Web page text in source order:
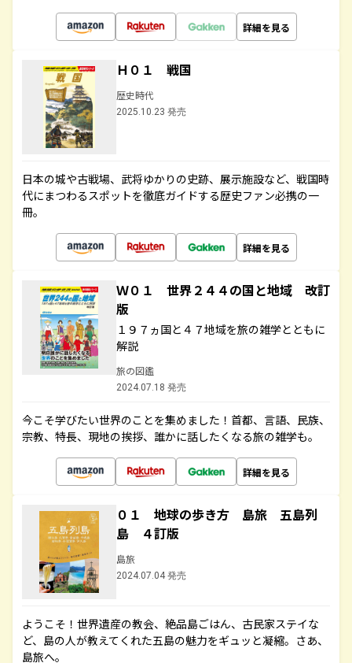
詳細を見る
Ｈ０１ 戦国
歴史時代
2025.10.23 発売
日本の城や古戦場、武将ゆかりの史跡、展示施設など、戦国時
代にまつわるスポットを徹底ガイドする歴史ファン必携の一
冊。
詳細を見る
Ｗ０１ 世界２４４の国と地域 改訂
版
１９７ヵ国と４７地域を旅の雑学とともに
解説
旅の図鑑
2024.07.18 発売
今こそ学びたい世界のことを集めました！首都、言語、民族、
宗教、特長、現地の挨拶、誰かに話したくなる旅の雑学も。
詳細を見る
０１ 地球の歩き方 島旅 五島列
島 ４訂版
島旅
2024.07.04 発売
ようこそ！世界遺産の教会、絶品島ごはん、古民家ステイな
ど、島の人が教えてくれた五島の魅力をギュッと凝縮。さあ、
島旅へ。